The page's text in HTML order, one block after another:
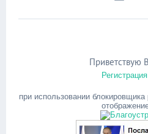
Приветствую
Регистрация
при использовании